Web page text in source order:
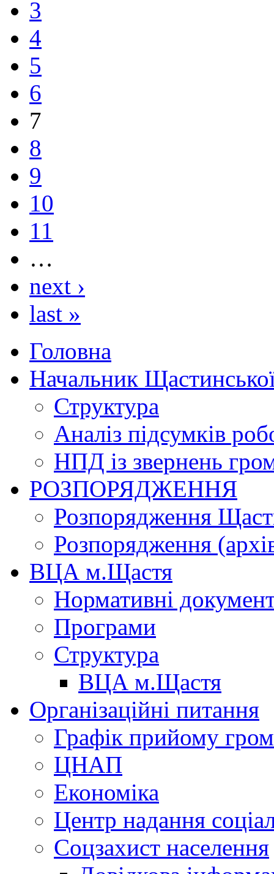
3
4
5
6
7
8
9
10
11
…
next ›
last »
Головна
Начальник
Структура
Аналіз підсумків
НПД із звернень
РОЗПОРЯДЖЕННЯ
Розпорядження
Розпорядження
ВЦА м.Щастя
Нормативні
Програми
Структура
ВЦА м.Щастя
Організаційні питання
Графік прийому
ЦНАП
Економіка
Центр надання
Соцзахист населення